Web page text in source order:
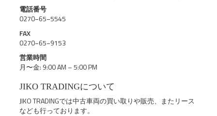
電話番号
0270−65−5545
FAX
0270−65−9153
営業時間
月〜金: 9:00 AM – 5:00 PM
JIKO TRADINGについて
JIKO TRADINGでは中古車両の買い取りや販売、またリース
なども行っております。